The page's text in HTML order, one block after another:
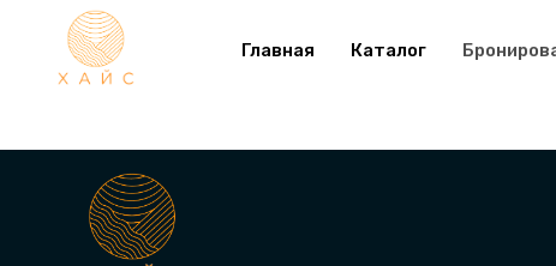
Главная Каталог